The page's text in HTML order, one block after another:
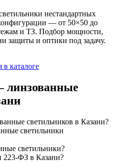
нестандартных
— от 50×50 до
и ТЗ. Подбор мощности,
защиты и оптики под задачу.
в каталоге
линзованные
светильников в Казани?
светильники
светильники?
223-ФЗ в Казани?